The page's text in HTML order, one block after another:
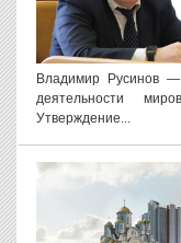
Владимир Русинов
деятельности
Утверждение...